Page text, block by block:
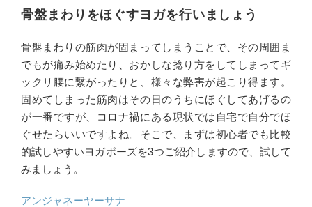
骨盤まわりをほぐすヨガを行いましょう
骨盤まわりの筋肉が固まってしまうことで、その周囲ま
でもが痛み始めたり、おかしな捻り方をしてしまってギ
ックリ腰に繋がったりと、様々な弊害が起こり得ます。
固めてしまった筋肉はその日のうちにほぐしてあげるの
が一番ですが、コロナ禍にある現状では自宅で自分でほ
ぐせたらいいですよね。そこで、まずは初心者でも比較
的試しやすいヨガポーズを3つご紹介しますので、試して
みましょう。
アンジャネーヤーサナ